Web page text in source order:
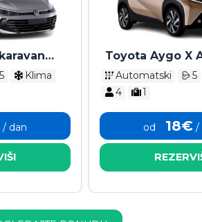
- 2026
5
Klima
/ dan
Toyota Aygo X
2024
Automatski
5
4
1
od 18€/